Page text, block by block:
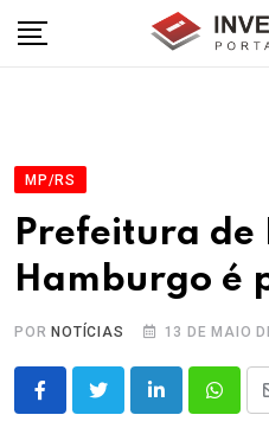
MP/RS
Prefeitura de
Hamburgo é
POR NOTÍCIAS 13 DE MAIO
LinkedIn